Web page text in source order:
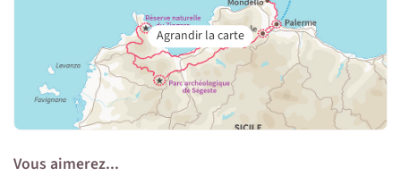
Vous aimerez...